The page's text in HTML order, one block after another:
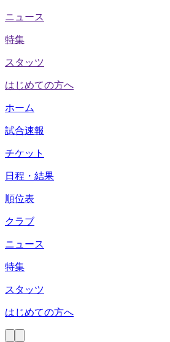
ニュース
特集
スタッツ
はじめての方へ
ホーム
試合速報
チケット
日程・結果
順位表
クラブ
ニュース
特集
スタッツ
はじめての方へ